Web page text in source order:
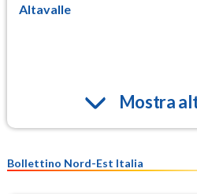
Altavalle
Mostra
Bollettino Nord-Est Italia